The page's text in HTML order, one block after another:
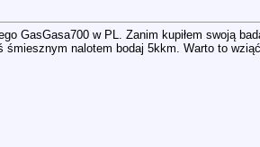
GasGasa700 w PL. Zanim kupiłem swoją
nalotem bodaj 5kkm. Warto to